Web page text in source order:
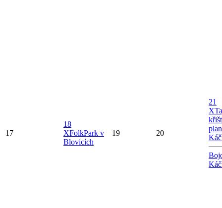
17
18
XFolkPark v
Blovicích
19 20
21
X